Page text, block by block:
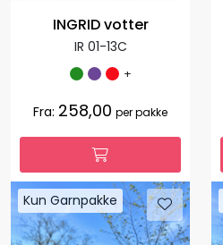
INGRID votter
IR 01-13C
+
Fra: 258,00 per pakke
Kun Garnpakke